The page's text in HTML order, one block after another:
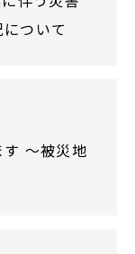
ついて
～被災地